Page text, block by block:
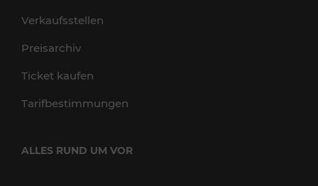
Verkaufsstellen
Preisarchiv
Ticket kaufen
Tarifbestimmungen
ALLES RUND UM VOR